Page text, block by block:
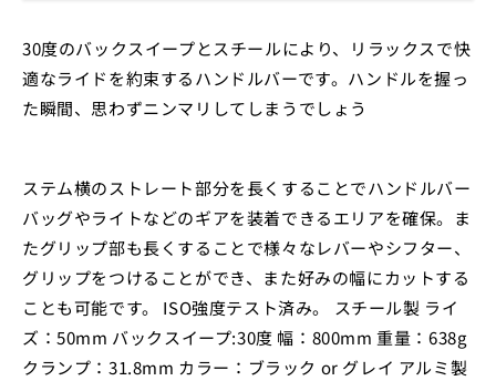
30度のバックスイープとスチールにより、リラックスで快
適なライドを約束するハンドルバーです。ハンドルを握っ
た瞬間、思わずニンマリしてしまうでしょう
ステム横のストレート部分を長くすることでハンドルバー
バッグやライトなどのギアを装着できるエリアを確保。ま
たグリップ部も長くすることで様々なレバーやシフター、
グリップをつけることができ、また好みの幅にカットする
ことも可能です。 ISO強度テスト済み。 スチール製 ライ
ズ：50mm バックスイープ:30度 幅：800mm 重量：638g
クランプ：31.8mm カラー：ブラック or グレイ アルミ製